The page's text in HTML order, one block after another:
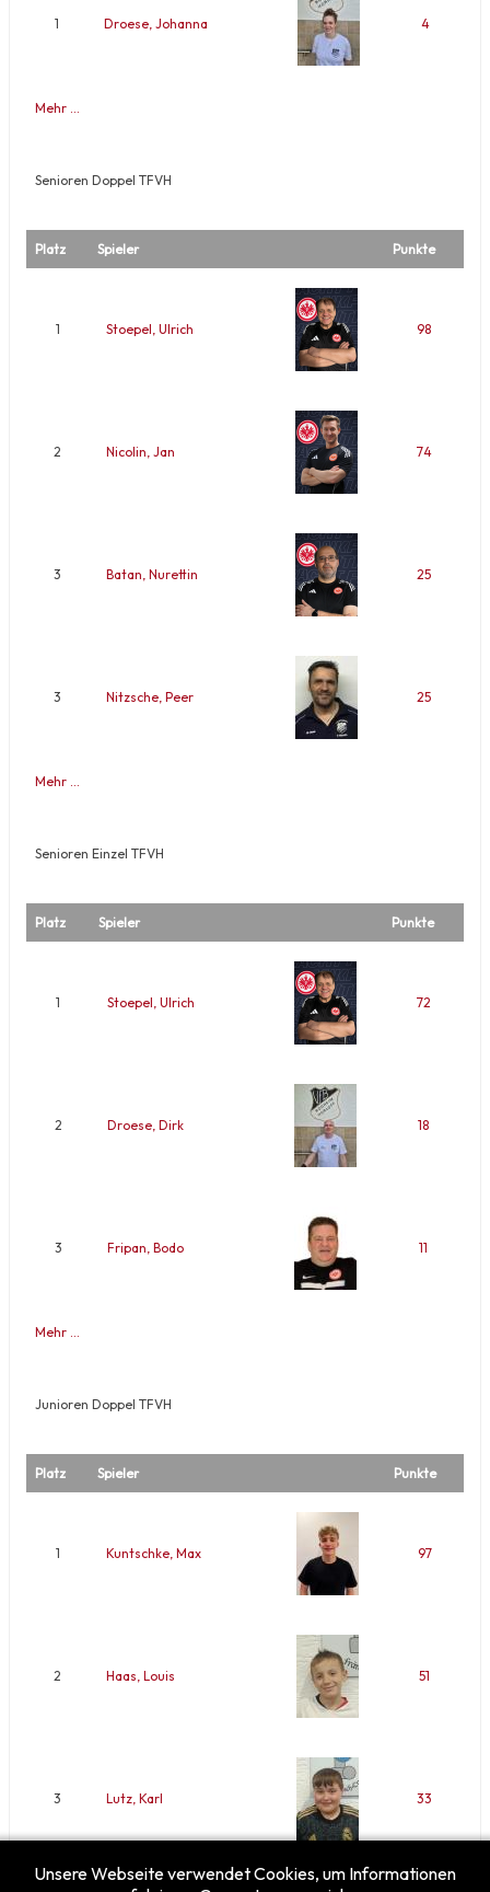
1 Droese, Johanna 4
Mehr …
Senioren Doppel TFVH
Platz Spieler Punkte
1 Stoepel, Ulrich 98
2 Nicolin, Jan 74
3 Batan, Nurettin 25
3 Nitzsche, Peer 25
Mehr …
Senioren Einzel TFVH
Platz Spieler Punkte
1 Stoepel, Ulrich 72
2 Droese, Dirk 18
3 Fripan, Bodo 11
Mehr …
Junioren Doppel TFVH
Platz Spieler Punkte
1 Kuntschke, Max 97
2 Haas, Louis 51
3 Lutz, Karl 33
Mehr …
Unsere Webseite verwendet Cookies, um Informationen